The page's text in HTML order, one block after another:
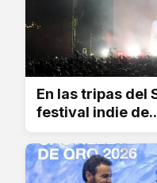
En las tripas del
festival indie